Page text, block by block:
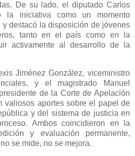
De su lado, el diputado Carlos
la iniciativa como un momento
y destacó la disposición de jóvenes
tanto en el país como en la
activamente al desarrollo de la
Jiménez González, viceministro
y el magistrado Manuel
de la Corte de Apelación
valiosos aportes sobre el papel de
y del sistema de justicia en
Ambos coincidieron en la
y evaluación permanente,
se mide, no se mejora.